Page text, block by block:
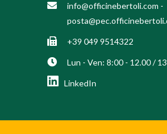
info@officinebertoli.com -
+39 049 9514322
Lun - Ven: 8:00 - 12.00 /
LinkedIn